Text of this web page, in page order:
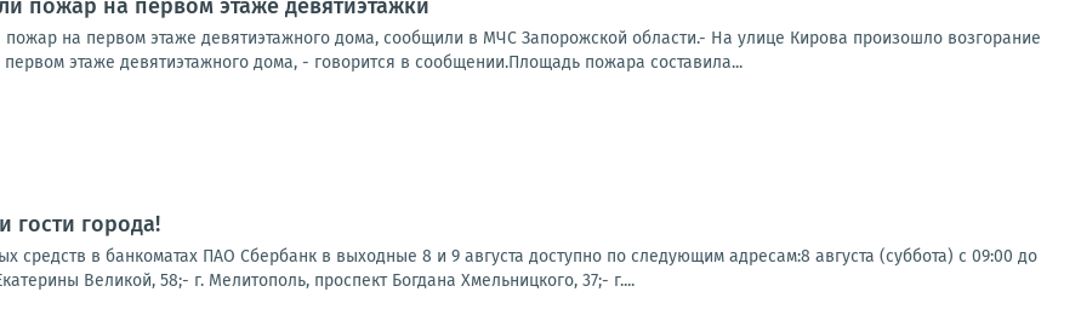
пожар на первом этаже девятиэтажки
на первом этаже девятиэтажного дома, сообщили в МЧС Запорожской области.- На улице Кирова произошло возгорание
этаже девятиэтажного дома, - говорится в сообщении.Площадь пожара составила...
гости города!
средств в банкоматах ПАО Сбербанк в выходные 8 и 9 августа доступно по следующим адресам:8 августа (суббота) с 09:00 до
Великой, 58;- г. Мелитополь, проспект Богдана Хмельницкого, 37;- г....